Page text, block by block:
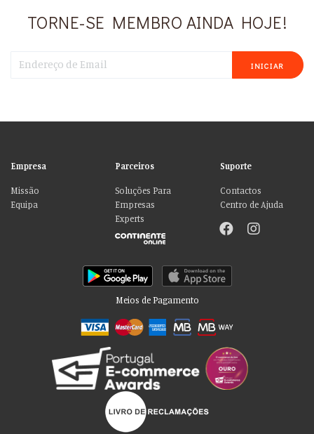
TORNE-SE MEMBRO AINDA HOJE!
INICIAR
Empresa
Missão
Equipa
Parceiros
Soluções Para
Empresas
Experts
Suporte
Contactos
Centro de Ajuda
Meios de Pagamento
Por favor aceite as nossas deliciosas